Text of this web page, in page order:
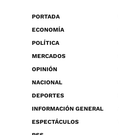
PORTADA
ECONOMÍA
POLÍTICA
MERCADOS
OPINIÓN
NACIONAL
DEPORTES
INFORMACIÓN GENERAL
ESPECTÁCULOS